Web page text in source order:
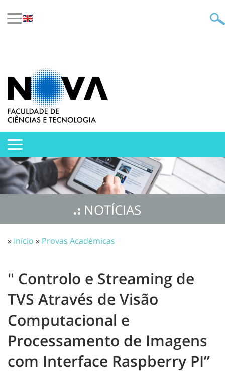
NOTÍCIAS
» Início » Provas Académicas
" Controlo e Streaming de
TVS Através de Visão
Computacional e
Processamento de Imagens
com Interface Raspberry PI”